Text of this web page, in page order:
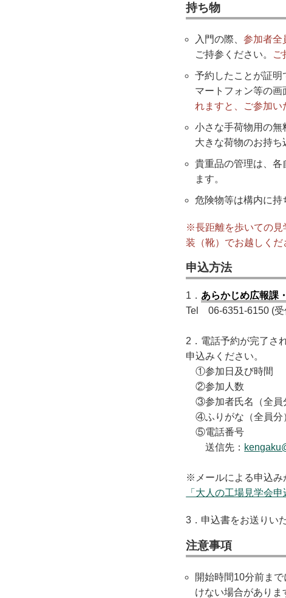
持ち物
入門の際、参加者全
ご持参ください。
ご
予約したことが証明
マートフォン等の
れますと、ご参加い
小さな手荷物用の
大きな荷物のお持ち
貴重品の管理は、各
ます。
危険物等は構内に持
※長距離を歩いての見
装（靴）でお越しくだ
申込方法
1． あらかじめ広報課
Tel 06-6351-6150 (
2．電話予約が完了さ
申込みください。
①参加日及び時間
②参加人数
③参加者氏名（全員
④ふりがな（全員分
⑤電話番号
送信先：
※メールによる申込み
「大人の工場見学会申
3．申込書をお送りい
注意事項
開始時間10分前ま
けない場合がありま